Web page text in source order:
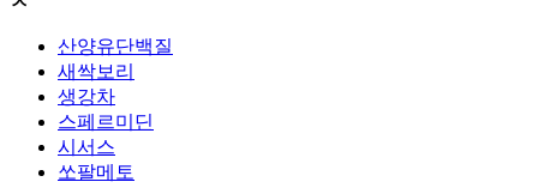
산양유단백질
새싹보리
생강차
스페르미딘
시서스
쏘팔메토